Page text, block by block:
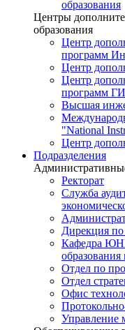
образования
Центры
образования
Центр
программ
Центр
Центр
программ ГИ
Высшая
"National
Центр
Подразделения
Ректорат
Служба
Дирекция по
Кафедра
образования
Отдел по
Отдел
Офис
Управление